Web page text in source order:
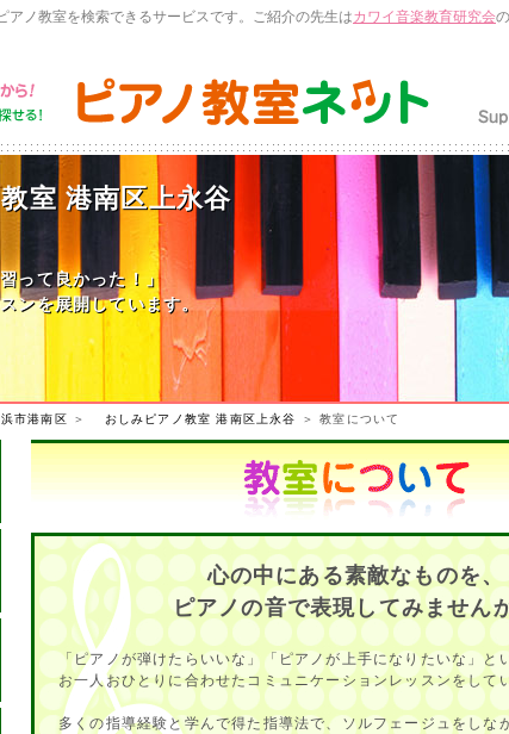
アノ教室を検索できるサービスです。ご紹介の先生はカワイ音楽教育研究会
室 港南区上永谷
習って良かった！」
ンを展開しています。
市港南区 ＞ おしみピアノ教室 港南区上永谷 ＞ 教室について
心の中にある素敵なものを、
ピアノの音で表現してみません
「ピアノが弾けたらいいな」「ピアノが上手になりたいな」と
お一人おひとりに合わせたコミュニケーションレッスンをして
多くの指導経験と学んで得た指導法で、ソルフェージュをしな